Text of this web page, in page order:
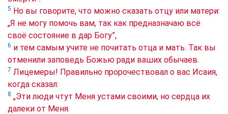
5 Но вы говорите, что можно сказать отцу или матери:
„Я не могу помочь вам, так как предназначаю всё
своё состояние в дар Богу”,
6 и тем самым учите не почитать отца и мать. Так вы
отменили заповедь Божью ради ваших обычаев.
7 Лицемеры! Правильно пророчествовал о вас Исаия,
когда сказал:
8 „Эти люди чтут Меня устами своими, но сердца их
далеки от Меня.